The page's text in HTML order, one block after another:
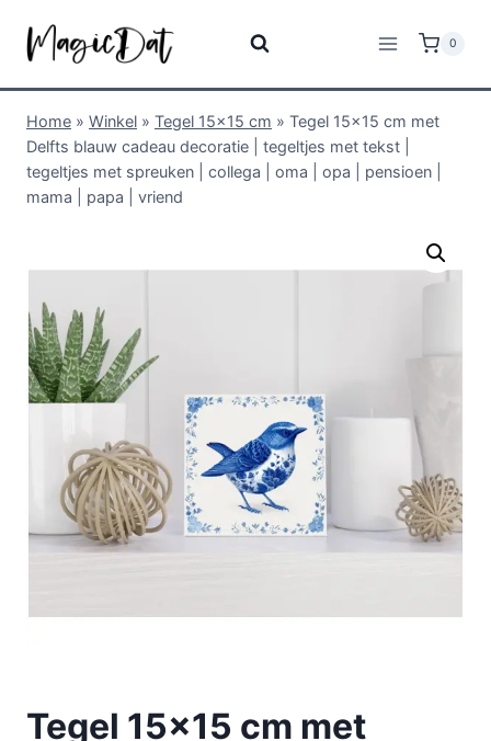
0
Home » Winkel » Tegel 15x15 cm » Tegel 15×15 cm met
Delfts blauw cadeau decoratie | tegeltjes met tekst |
tegeltjes met spreuken | collega | oma | opa | pensioen |
mama | papa | vriend
Tegel 15×15 cm met